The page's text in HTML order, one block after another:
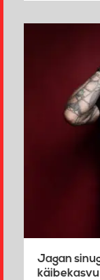
Jagan